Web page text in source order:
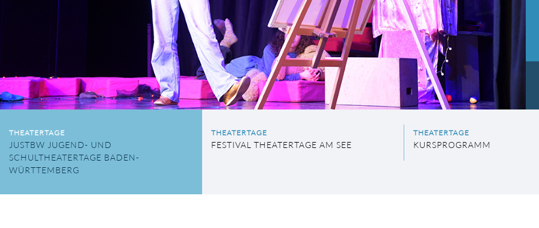
THEATERTAGE
JUSTBW JUGEND- UND
SCHULTHEATERTAGE BADEN-
WÜRTTEMBERG
THEATERTAGE
FESTIVAL THEATERTAGE AM SEE
THEATERTAGE
KURSPROGRAMM